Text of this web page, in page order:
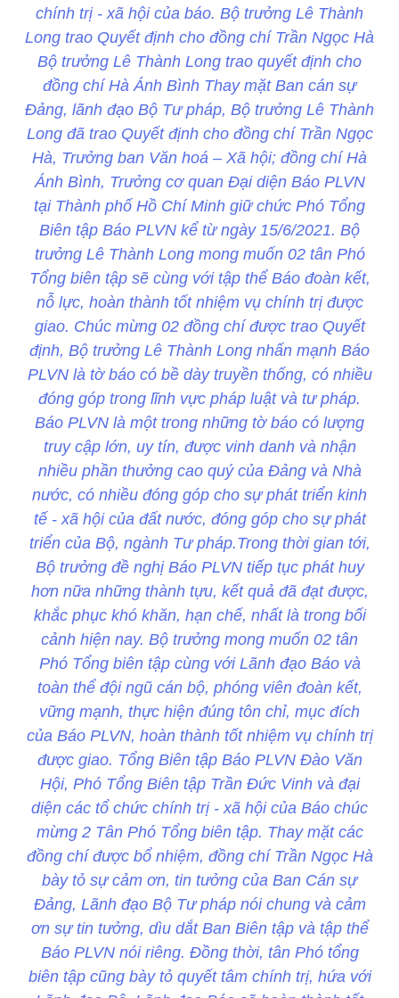
chính trị - xã hội của báo. Bộ trưởng Lê Thành
Long trao Quyết định cho đồng chí Trần Ngọc Hà
Bộ trưởng Lê Thành Long trao quyết định cho
đồng chí Hà Ánh Bình Thay mặt Ban cán sự
Đảng, lãnh đạo Bộ Tư pháp, Bộ trưởng Lê Thành
Long đã trao Quyết định cho đồng chí Trần Ngọc
Hà, Trưởng ban Văn hoá – Xã hội; đồng chí Hà
Ánh Bình, Trưởng cơ quan Đại diện Báo PLVN
tại Thành phố Hồ Chí Minh giữ chức Phó Tổng
Biên tập Báo PLVN kể từ ngày 15/6/2021. Bộ
trưởng Lê Thành Long mong muốn 02 tân Phó
Tổng biên tập sẽ cùng với tập thể Báo đoàn kết,
nỗ lực, hoàn thành tốt nhiệm vụ chính trị được
giao. Chúc mừng 02 đồng chí được trao Quyết
định, Bộ trưởng Lê Thành Long nhấn mạnh Báo
PLVN là tờ báo có bề dày truyền thống, có nhiều
đóng góp trong lĩnh vực pháp luật và tư pháp.
Báo PLVN là một trong những tờ báo có lượng
truy cập lớn, uy tín, được vinh danh và nhận
nhiều phần thưởng cao quý của Đảng và Nhà
nước, có nhiều đóng góp cho sự phát triển kinh
tế - xã hội của đất nước, đóng góp cho sự phát
triển của Bộ, ngành Tư pháp.Trong thời gian tới,
Bộ trưởng đề nghị Báo PLVN tiếp tục phát huy
hơn nữa những thành tựu, kết quả đã đạt được,
khắc phục khó khăn, hạn chế, nhất là trong bối
cảnh hiện nay. Bộ trưởng mong muốn 02 tân
Phó Tổng biên tập cùng với Lãnh đạo Báo và
toàn thể đội ngũ cán bộ, phóng viên đoàn kết,
vững mạnh, thực hiện đúng tôn chỉ, mục đích
của Báo PLVN, hoàn thành tốt nhiệm vụ chính trị
được giao. Tổng Biên tập Báo PLVN Đào Văn
Hội, Phó Tổng Biên tập Trần Đức Vinh và đại
diện các tổ chức chính trị - xã hội của Báo chúc
mừng 2 Tân Phó Tổng biên tập. Thay mặt các
đồng chí được bổ nhiệm, đồng chí Trần Ngọc Hà
bày tỏ sự cảm ơn, tin tưởng của Ban Cán sự
Đảng, Lãnh đạo Bộ Tư pháp nói chung và cảm
ơn sự tin tưởng, dìu dắt Ban Biên tập và tập thể
Báo PLVN nói riêng. Đồng thời, tân Phó tổng
biên tập cũng bày tỏ quyết tâm chính trị, hứa với